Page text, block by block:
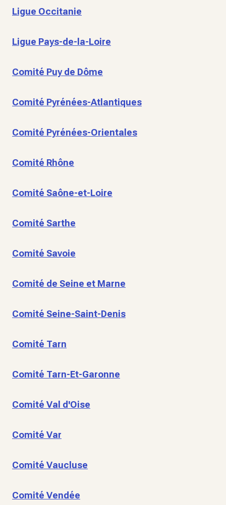
Ligue Occitanie
Ligue Pays-de-la-Loire
Comité Puy de Dôme
Comité Pyrénées-Atlantiques
Comité Pyrénées-Orientales
Comité Rhône
Comité Saône-et-Loire
Comité Sarthe
Comité Savoie
Comité de Seine et Marne
Comité Seine-Saint-Denis
Comité Tarn
Comité Tarn-Et-Garonne
Comité Val d'Oise
Comité Var
Comité Vaucluse
Comité Vendée